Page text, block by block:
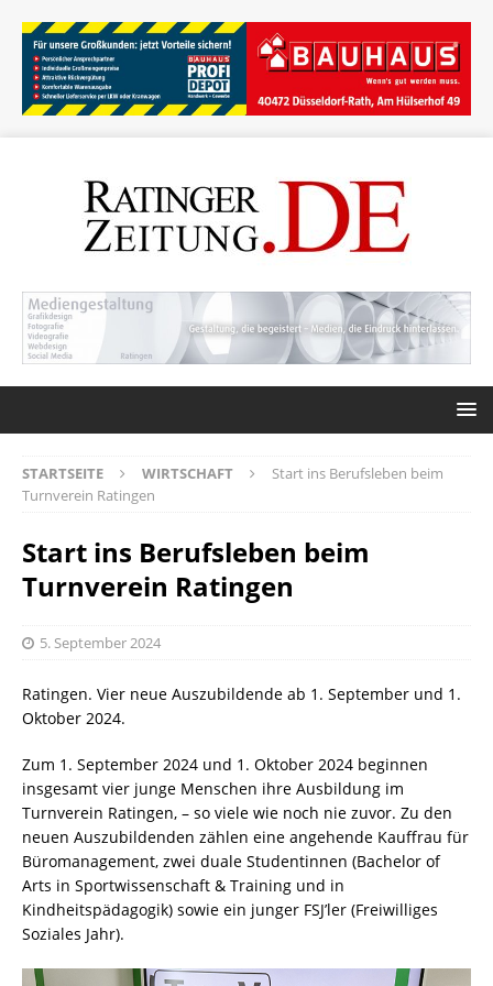
STARTSEITE WIRTSCHAFT
Start ins Berufsleben beim
Turnverein Ratingen
Start ins Berufsleben beim
Turnverein Ratingen
5. September 2024
Ratingen. Vier neue Auszubildende ab 1. September und 1.
Oktober 2024.
Zum 1. September 2024 und 1. Oktober 2024 beginnen
insgesamt vier junge Menschen ihre Ausbildung im
Turnverein Ratingen, – so viele wie noch nie zuvor. Zu den
neuen Auszubildenden zählen eine angehende Kauffrau für
Büromanagement, zwei duale Studentinnen (Bachelor of
Arts in Sportwissenschaft & Training und in
Kindheitspädagogik) sowie ein junger FSJ’ler (Freiwilliges
Soziales Jahr).